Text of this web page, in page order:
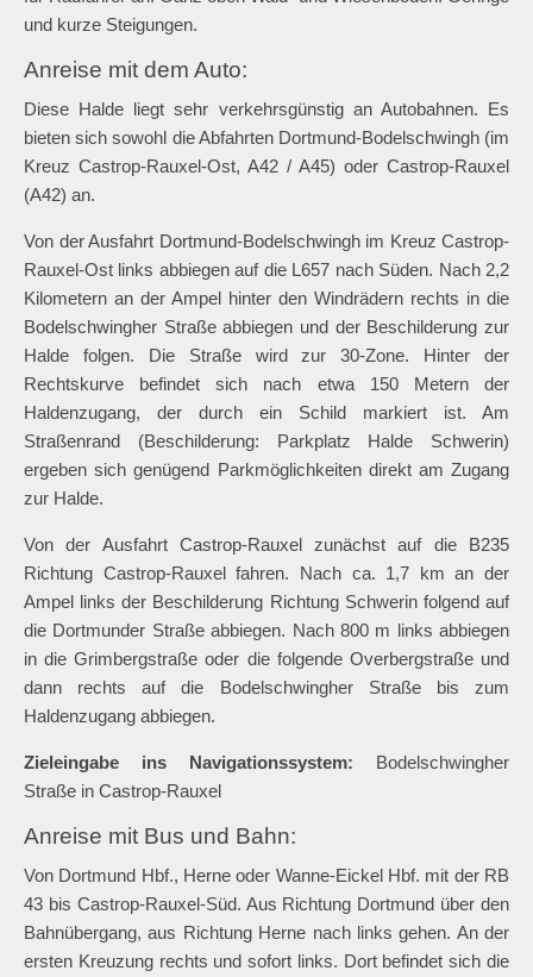
und kurze Steigungen.
Anreise mit dem Auto:
Diese Halde liegt sehr verkehrsgünstig an Autobahnen. Es
bieten sich sowohl die Abfahrten Dortmund-Bodelschwingh (im
Kreuz Castrop-Rauxel-Ost, A42 / A45) oder Castrop-Rauxel
(A42) an.
Von der Ausfahrt Dortmund-Bodelschwingh im Kreuz Castrop-
Rauxel-Ost links abbiegen auf die L657 nach Süden. Nach 2,2
Kilometern an der Ampel hinter den Windrädern rechts in die
Bodelschwingher Straße abbiegen und der Beschilderung zur
Halde folgen. Die Straße wird zur 30-Zone. Hinter der
Rechtskurve befindet sich nach etwa 150 Metern der
Haldenzugang, der durch ein Schild markiert ist. Am
Straßenrand (Beschilderung: Parkplatz Halde Schwerin)
ergeben sich genügend Parkmöglichkeiten direkt am Zugang
zur Halde.
Von der Ausfahrt Castrop-Rauxel zunächst auf die B235
Richtung Castrop-Rauxel fahren. Nach ca. 1,7 km an der
Ampel links der Beschilderung Richtung Schwerin folgend auf
die Dortmunder Straße abbiegen. Nach 800 m links abbiegen
in die Grimbergstraße oder die folgende Overbergstraße und
dann rechts auf die Bodelschwingher Straße bis zum
Haldenzugang abbiegen.
Zieleingabe ins Navigationssystem: Bodelschwingher
Straße in Castrop-Rauxel
Anreise mit Bus und Bahn:
Von Dortmund Hbf., Herne oder Wanne-Eickel Hbf. mit der RB
43 bis Castrop-Rauxel-Süd. Aus Richtung Dortmund über den
Bahnübergang, aus Richtung Herne nach links gehen. An der
ersten Kreuzung rechts und sofort links. Dort befindet sich die